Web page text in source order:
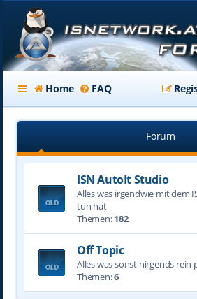
Home FAQ
Forum
ISN AutoIt Studio
Alles was irgendwie mit dem
tun hat
Themen:182
Off Topic
Alles was sonst nirgends rein
Themen:6